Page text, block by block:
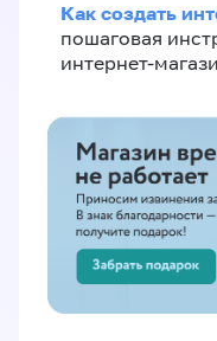
Как создать
пошаговая
интернет-